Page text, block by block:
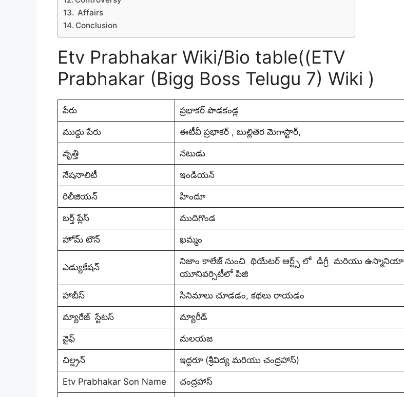
Affairs
Conclusion
Etv Prabhakar Wiki/Bio table((ETV
Prabhakar (Bigg Boss Telugu 7) Wiki )
పేరు ప్రభాకర్ పొడకండ్ల
ముద్దు పేరు ఈటీవీ ప్రభాకర్ , బుల్లితెర మెగాస్టార్,
వృత్తి నటుడు
నేషనాలిటీ ఇండియన్
రిలీజియన్ హిందూ
బర్త్ ప్లేస్ ముదిగొండ
హోమ్ టౌన్ ఖమ్మం
ఎడ్యుకేషన్
నిజాం కాలేజ్ నుంచి థియేటర్ ఆర్ట్స్ లో డిగ్రీ మరియు ఉస్మానియా
యూనివర్సిటీలో పిజి
హాబీస్ సినిమాలు చూడడం, కథలు రాయడం
మ్యారేజ్ స్టేటస్ మ్యారీడ్
వైఫ్ మలయజ
చిల్డ్రన్ ఇద్దరూ (శ్రీవిద్య మరియు చంద్రహాస్)
Etv Prabhakar Son Name చంద్రహాస్